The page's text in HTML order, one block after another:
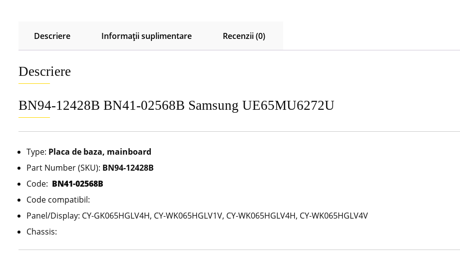
Descriere Informații suplimentare Recenzii (0)
Descriere
BN94-12428B BN41-02568B Samsung UE65MU6272U
Type: Placa de baza, mainboard
Part Number (SKU): BN94-12428B
Code: BN41-02568B
Code compatibil:
Panel/Display: CY-GK065HGLV4H, CY-WK065HGLV1V, CY-WK065HGLV4H, CY-WK065HGLV4V
Chassis: